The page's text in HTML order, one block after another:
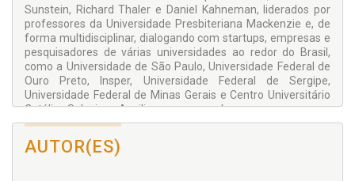
Sunstein, Richard Thaler e Daniel Kahneman, liderados por
professores da Universidade Presbiteriana Mackenzie e, de
forma multidisciplinar, dialogando com startups, empresas e
pesquisadores de várias universidades ao redor do Brasil,
como a Universidade de São Paulo, Universidade Federal de
Ouro Preto, Insper, Universidade Federal de Sergipe,
Universidade Federal de Minas Gerais e Centro Universitário
Católico Salesiano Auxilium, por exemplo.
Economia Comportamental na Saúde de forma empírica,
multidisciplinar e com abrangência nacional, este livro torna-
AUTOR(ES)